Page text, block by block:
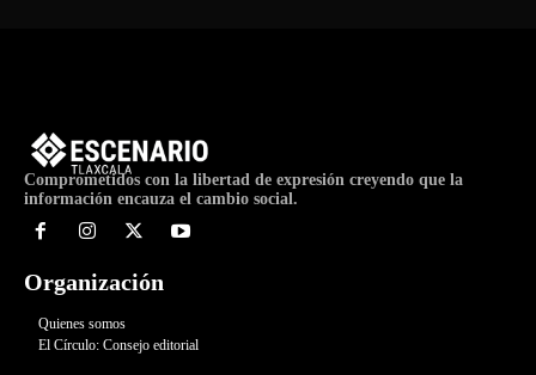
Comprometidos con la libertad de expresión creyendo que la
información encauza el cambio social.
Organización
Quienes somos
El Círculo: Consejo editorial